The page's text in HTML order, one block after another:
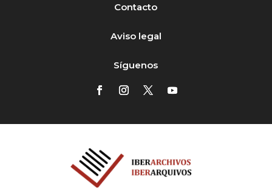
Contacto
Aviso legal
Síguenos